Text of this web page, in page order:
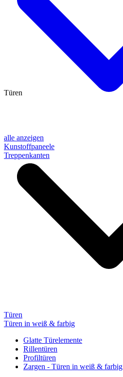
alle anzeigen
Kunstoffpaneele
Treppenkanten
Türen
Türen
Türen in weiß & farbig
Glatte Türelemente
Rillentüren
Profiltüren
Zargen - Türen in weiß & farbig